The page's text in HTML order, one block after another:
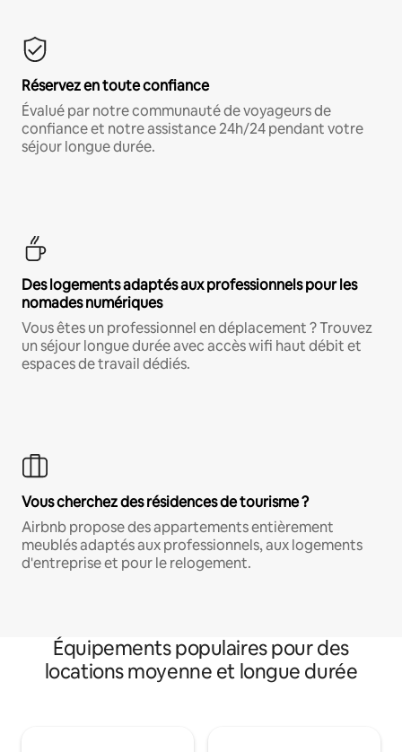
Réservez en toute confiance
Évalué par notre communauté de voyageurs de
confiance et notre assistance 24h/24 pendant votre
séjour longue durée.
Des logements adaptés aux professionnels pour les
nomades numériques
Vous êtes un professionnel en déplacement ? Trouvez
un séjour longue durée avec accès wifi haut débit et
espaces de travail dédiés.
Vous cherchez des résidences de tourisme ?
Airbnb propose des appartements entièrement
meublés adaptés aux professionnels, aux logements
d'entreprise et pour le relogement.
Équipements populaires pour des
locations moyenne et longue durée